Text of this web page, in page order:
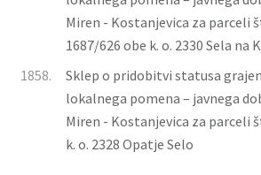
Miren - Kostanjevica za parceli
1687/626 obe k. o. 2330 Sela na
1858.
Sklep o pridobitvi statusa
lokalnega pomena – javnega
Miren - Kostanjevica za parceli
k. o. 2328 Opatje Selo